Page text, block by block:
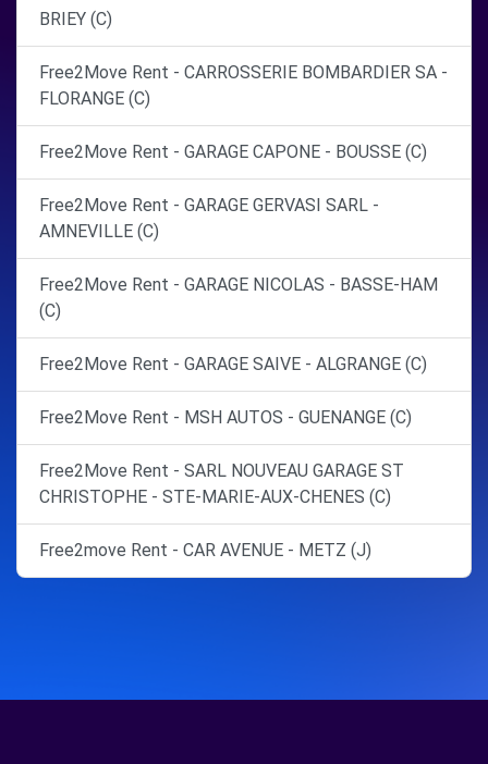
BRIEY (C)
Free2Move Rent - CARROSSERIE BOMBARDIER SA -
FLORANGE (C)
Free2Move Rent - GARAGE CAPONE - BOUSSE (C)
Free2Move Rent - GARAGE GERVASI SARL -
AMNEVILLE (C)
Free2Move Rent - GARAGE NICOLAS - BASSE-HAM
(C)
Free2Move Rent - GARAGE SAIVE - ALGRANGE (C)
Free2Move Rent - MSH AUTOS - GUENANGE (C)
Free2Move Rent - SARL NOUVEAU GARAGE ST
CHRISTOPHE - STE-MARIE-AUX-CHENES (C)
Free2move Rent - CAR AVENUE - METZ (J)